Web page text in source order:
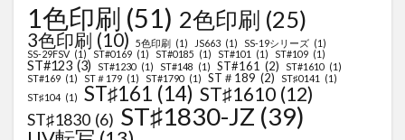
1色印刷 (51) 2色印刷 (25)
3色印刷 (10) 5色印刷 (1) JS663 (1) SS-19シリーズ (1)
SS-29FSV (1) ST#0169 (1) ST#0185 (1) ST#101 (1) ST#109 (1)
ST#123 (3) ST#1230 (1) ST#148 (1) ST#161 (2) ST#1610 (1)
ST#169 (1) ST＃179 (1) ST#1790 (1) ST＃189 (2) ST♯0141
(1)
ST♯104 (1) ST♯161 (14) ST♯1610 (12)
ST♯1830 (6) ST♯1830-JZ (39)